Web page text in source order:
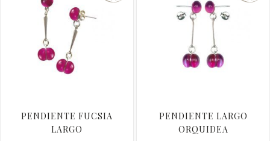
PENDIENTE FUCSIA
LARGO
PENDIENTE LARGO
ORQUIDEA